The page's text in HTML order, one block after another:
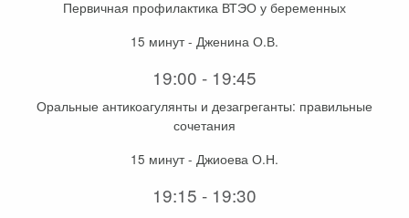
Первичная профилактика ВТЭО у беременных
15 минут - Дженина О.В.
19:00 - 19:45
Оральные антикоагулянты и дезагреганты: правильные
сочетания
15 минут - Джиоева О.Н.
19:15 - 19:30